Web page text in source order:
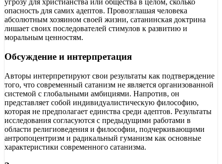
угрозу для христианства или общества в целом, сколько
опасность для самих адептов. Провозглашая человека
абсолютным хозяином своей жизни, сатанинская доктрина
лишает своих последователей стимулов к развитию и
моральным ценностям.
Обсуждение и интерпретация
Авторы интерпретируют свои результаты как подтверждение
того, что современный сатанизм не является организованной
системой с глобальными амбициями. Напротив, он
представляет собой индивидуалистическую философию,
которая не предполагает единства среди адептов. Результаты
исследования согласуются с предыдущими работами в
области религиоведения и философии, подчеркивающими
антропоцентризм и радикальный гуманизм как основные
характеристики современного сатанизма.